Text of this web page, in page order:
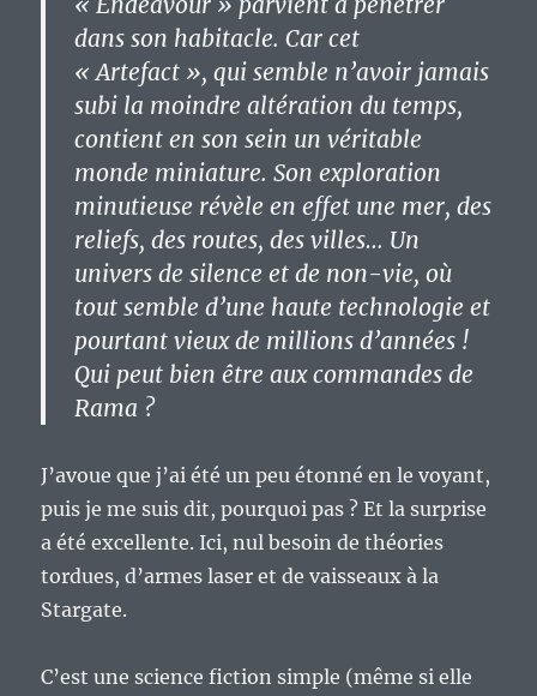
dans son habitacle. Car cet
« Artefact », qui semble n’avoir jamais
subi la moindre altération du temps,
contient en son sein un véritable
monde miniature. Son exploration
minutieuse révèle en effet une mer, des
reliefs, des routes, des villes… Un
univers de silence et de non-vie, où
tout semble d’une haute technologie et
pourtant vieux de millions d’années !
Qui peut bien être aux commandes de
Rama ?
J’avoue que j’ai été un peu étonné en le voyant,
puis je me suis dit, pourquoi pas ? Et la surprise
a été excellente. Ici, nul besoin de théories
tordues, d’armes laser et de vaisseaux à la
Stargate.
C’est une science fiction simple (même si elle